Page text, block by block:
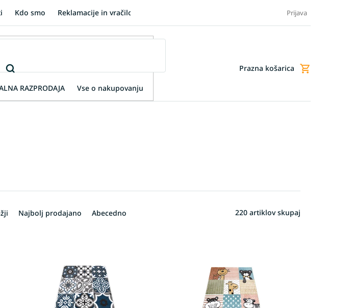
Kdo smo Reklamacije in vračilo blaga Dodatne storitve
Prijava
Nakupovalna
Prazna košarica
RAZPRODAJA Vse o nakupovanju
Najbolj prodajano Abecedno 220 artiklov skupaj